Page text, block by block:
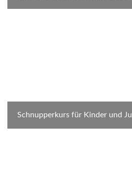
Schnupperkurs für Kinder und